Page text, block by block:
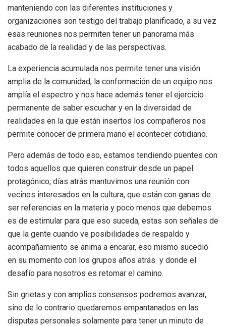
manteniendo con las diferentes instituciones y
organizaciones son testigo del trabajo planificado, a su vez
esas reuniones nos permiten tener un panorama más
acabado de la realidad y de las perspectivas.
La experiencia acumulada nos permite tener una visión
amplia de la comunidad, la conformación de un equipo nos
amplía el espectro y nos hace además tener el ejercicio
permanente de saber escuchar y en la diversidad de
realidades en la que están insertos los compañeros nos
permite conocer de primera mano el acontecer cotidiano.
Pero además de todo eso, estamos tendiendo puentes con
todos aquellos que quieren construir desde un papel
protagónico, días atrás mantuvimos una reunión con
vecinos interesados en la cultura, que están con ganas de
ser referencias en la materia y poco menos que debemos
es de estimular para que eso suceda, estas son señales de
que la gente cuando ve posibilidades de respaldo y
acompañamiento se anima a encarar, eso mismo sucedió
en su momento con los grupos años atrás y donde el
desafío para nosotros es retomar el camino.
Sin grietas y con amplios consensos podremos avanzar,
sino de lo contrario quedaremos empantanados en las
disputas personales solamente para tener un minuto de